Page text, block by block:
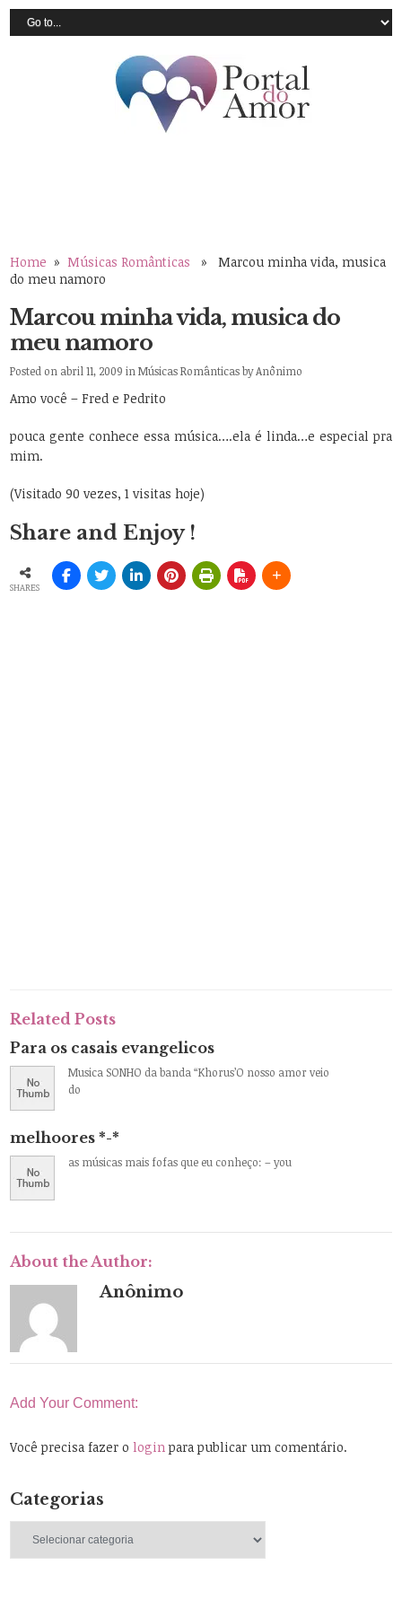
Home » Músicas Românticas » Marcou minha vida, musica
do meu namoro
Marcou minha vida, musica do
meu namoro
Posted on abril 11, 2009 inMúsicas RomânticasbyAnônimo
Amo você – Fred e Pedrito
pouca gente conhece essa música….ela é linda…e especial pra
mim.
(Visitado 90 vezes, 1 visitas hoje)
Share and Enjoy !
SHARES
Related Posts
Para os casais evangelicos
Musica SONHO da banda “Khorus’O nosso amor veio
do
melhoores *-*
as músicas mais fofas que eu conheço: – you
About the Author:
Anônimo
Add Your Comment:
Você precisa fazer ologin para publicar um comentário.
Categorias